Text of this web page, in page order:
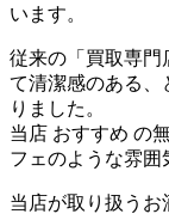
います。
従来の「買取専門
て清潔感のある、
りました。
当店 おすすめ の
フェのような雰囲
当店が取り扱うお